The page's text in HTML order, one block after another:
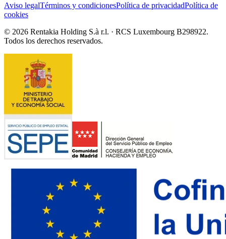
Aviso legalTérminos y condicionesPolítica de privacidadPolítica de
cookies
© 2026 Rentakia Holding S.à r.l. · RCS Luxembourg B298922.
Todos los derechos reservados.